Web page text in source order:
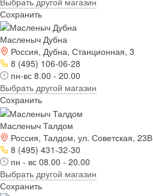
Сохранить
Масленыч Дубна
Россия, Дубна, Станционная, 3
8 (495) 106-06-28
пн-вс 8.00 - 20.00
Выбрать другой магазин
Сохранить
Масленыч Талдом
Россия, Талдом, ул. Советская, 23В
8 (495) 431-32-30
пн - вс 08.00 - 20.00
Выбрать другой магазин
Сохранить